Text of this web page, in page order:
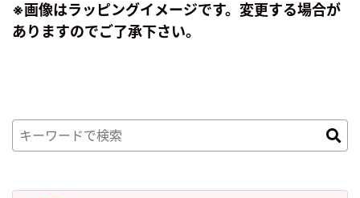
※画像はラッピングイメージです。変更する場合が
ありますのでご了承下さい。